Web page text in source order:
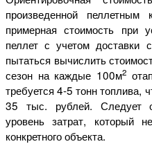
произведенной
примерная стоимость при
пеллет с учетом доставки
пытаться вычислить
сезон на каждые 100м2
требуется 4-5 тонн топлива,
35 тыс. рублей. Следует
уровень затрат, который
конкретного объекта.